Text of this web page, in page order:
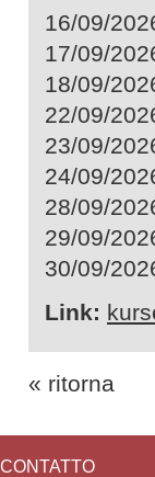
16/09/
17/09/
18/09/
22/09/
23/09/
24/09/
28/09/
29/09/
30/09/
Link:
« ritorna
CONTATTO